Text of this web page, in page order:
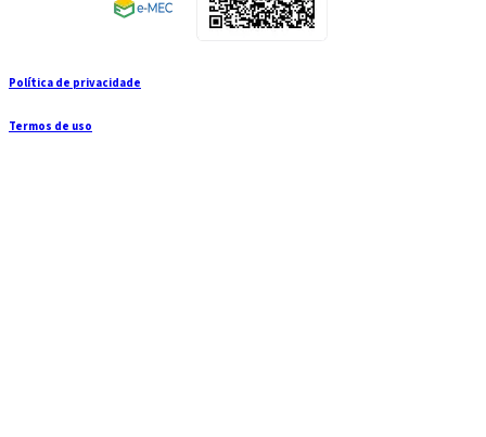
Política de privacidade
Termos de uso